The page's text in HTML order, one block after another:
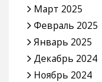
Март 2025
Февраль 2025
Январь 2025
Декабрь 2024
Ноябрь 2024